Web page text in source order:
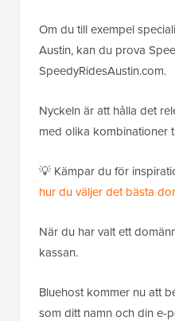
Om du till exempel
Austin, kan du prova
SpeedyRidesAustin.com.
Nyckeln är att hålla det
med olika kombinationer
💡 Kämpar du för
hur du väljer det bästa
När du har valt ett
kassan.
Bluehost kommer nu att
som ditt namn och din e-